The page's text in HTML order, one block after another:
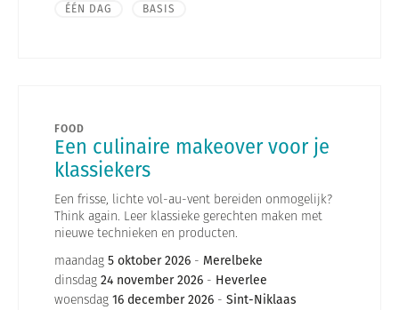
ÉÉN DAG BASIS
FOOD
Een culinaire makeover voor je
klassiekers
Een frisse, lichte vol-au-vent bereiden onmogelijk?
Think again. Leer klassieke gerechten maken met
nieuwe technieken en producten.
maandag 5 oktober 2026 - Merelbeke
dinsdag 24 november 2026 - Heverlee
woensdag 16 december 2026 - Sint-Niklaas